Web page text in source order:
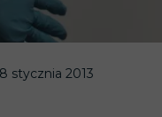
stycznia 2013